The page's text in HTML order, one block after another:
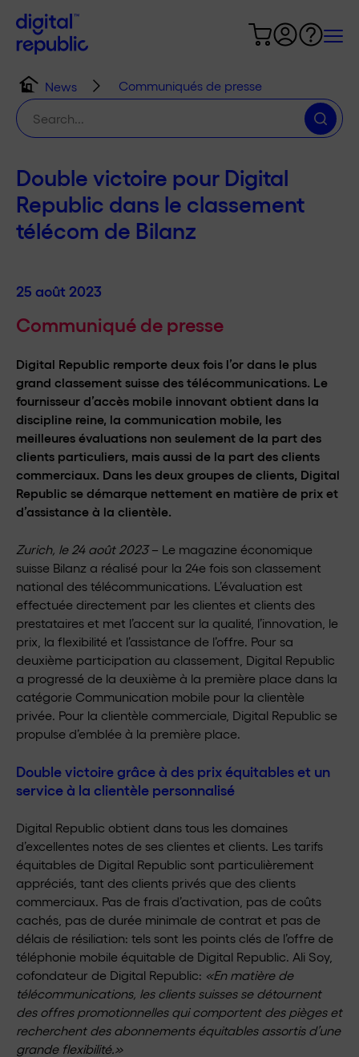
News
Communiqués de presse
Chercher
:
Double victoire pour Digital
Republic dans le classement
télécom de Bilanz
25 août 2023
Communiqué de presse
Digital Republic remporte deux fois l’or dans le plus
grand classement suisse des télécommunications. Le
fournisseur d’accès mobile innovant obtient dans la
discipline reine, la communication mobile, les
meilleures évaluations non seulement de la part des
clients particuliers, mais aussi de la part des clients
commerciaux. Dans les deux groupes de clients, Digital
Republic se démarque nettement en matière de prix et
d’assistance à la clientèle.
Zurich, le 24 août 2023– Le magazine économique
suisse Bilanz a réalisé pour la 24e fois son classement
national des télécommunications. L’évaluation est
effectuée directement par les clientes et clients des
prestataires et met l’accent sur la qualité, l’innovation, le
prix, la flexibilité et l’assistance de l’offre. Pour sa
deuxième participation au classement, Digital Republic
a progressé de la deuxième à la première place dans la
catégorie Communication mobile pour la clientèle
privée. Pour la clientèle commerciale, Digital Republic se
propulse d’emblée à la première place.
Double victoire grâce à des prix équitables et un
service à la clientèle personnalisé
Digital Republic obtient dans tous les domaines
d’excellentes notes de ses clientes et clients. Les tarifs
équitables de Digital Republic sont particulièrement
appréciés, tant des clients privés que des clients
commerciaux. Pas de frais d’activation, pas de coûts
cachés, pas de durée minimale de contrat et pas de
délais de résiliation: tels sont les points clés de l’offre de
téléphonie mobile équitable de Digital Republic. Ali Soy,
cofondateur de Digital Republic: «En matière de
télécommunications, les clients suisses se détournent
des offres promotionnelles qui comportent des pièges et
recherchent des abonnements équitables assortis d’une
grande flexibilité.»